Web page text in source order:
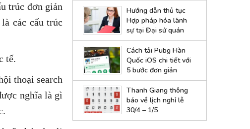
trúc đơn giản
các cấu trúc
tế.
thoại search
nghĩa là gì
Hướng dẫn thủ tục
Hợp pháp hóa lãnh
sự tại Đại sứ quán
Hàn Quốc
Cách tải Pubg Hàn
Quốc iOS chi tiết với
5 bước đơn giản
Thanh Giang thông
báo về lịch nghỉ lễ
30/4 – 1/5